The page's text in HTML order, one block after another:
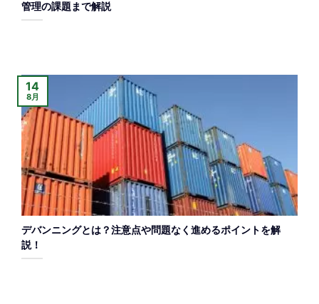
管理の課題まで解説
デバンニングとは？注意点や問題なく進めるポイントを解
説！
14
8月